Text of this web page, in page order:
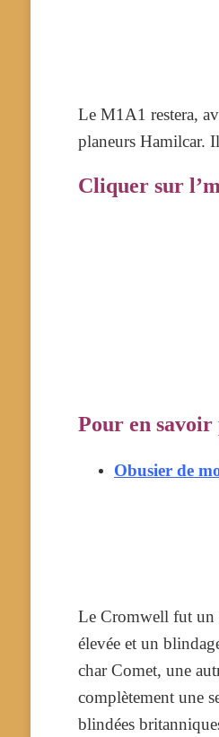
Le M1A1 restera,
planeurs Hamilcar.
Cliquer sur
Pour en savoir
Obusier de
Le Cromwell fut un
élevée et un
char Comet, une
complètement une
blindées